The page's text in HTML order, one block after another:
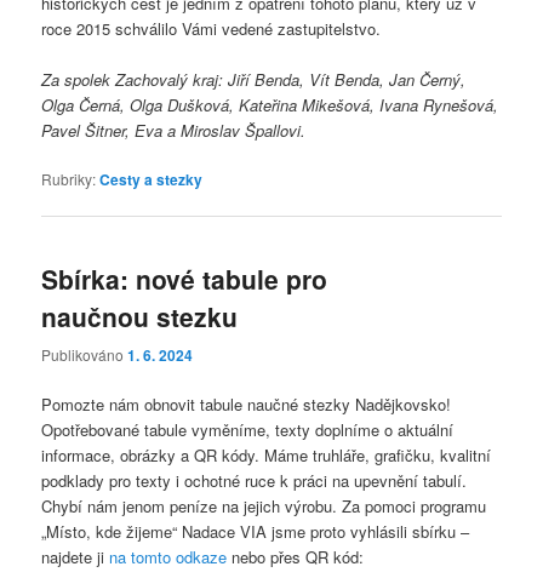
roce 2015 schválilo Vámi vedené zastupitelstvo.
Za spolek Zachovalý kraj: Jiří Benda, Vít Benda, Jan Černý,
Olga Černá, Olga Dušková, Kateřina Mikešová, Ivana Rynešová,
Pavel Šitner, Eva a Miroslav Špallovi.
Rubriky:Cesty a stezky
Sbírka: nové tabule pro
naučnou stezku
Publikováno1. 6. 2024
Pomozte nám obnovit tabule naučné stezky Nadějkovsko!
Opotřebované tabule vyměníme, texty doplníme o aktuální
informace, obrázky a QR kódy. Máme truhláře, grafičku, kvalitní
podklady pro texty i ochotné ruce k práci na upevnění tabulí.
Chybí nám jenom peníze na jejich výrobu. Za pomoci programu
„Místo, kde žijeme“ Nadace VIA jsme proto vyhlásili sbírku –
najdete ji na tomto odkaze nebo přes QR kód: